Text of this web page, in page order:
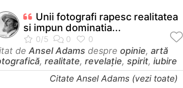
Unii fotografi rapesc realitatea
si impun dominatia...
de Ansel Adams despre opinie, artă
, realitate, revelaţie, spirit, iubire
Citate Ansel Adams (vezi toate)